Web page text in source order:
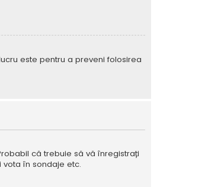
este pentru a preveni folosirea
că trebuie să vă înregistrați
vota în sondaje etc.